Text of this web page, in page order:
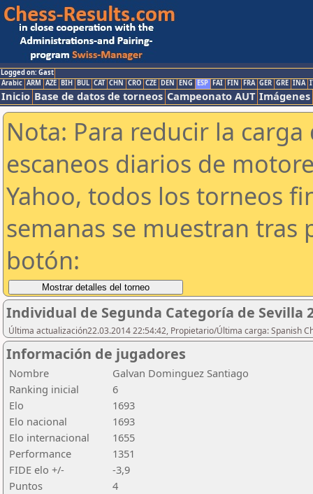
Logged on: Gast
Arabic ARM AZE BIH BUL CAT CHN CRO CZE DEN ENG ESP FAI FIN FRA GER GRE INA
Inicio Base de datos de torneos Campeonato AUT Imágenes
Nota: Para reducir la
escaneos diarios de
Yahoo, todos los torneos
semanas se muestran tras
botón:
Individual de Segunda Categoría de Sevilla
Última actualización22.03.2014 22:54:42, Propietario/Última carga: Spanish
Información de jugadores
Nombre
Galvan Dominguez Santiago
Ranking inicial
6
Elo
1693
Elo nacional
1693
Elo internacional
1655
Performance
1351
FIDE elo +/-
-3,9
Puntos
4